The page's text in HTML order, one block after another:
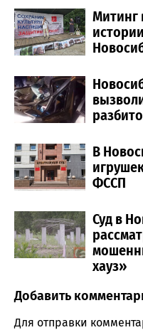
Митинг
В
ФССП
Суд в
хауз»
Comment
Добавить
Для отправки